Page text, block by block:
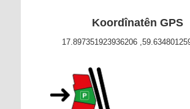
Koordînatên GPS
59.63480125918107,